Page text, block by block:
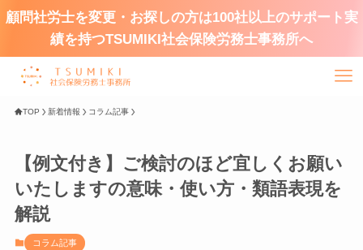
顧問社労士を変更・お探しの方は100社以上のサポート実
績を持つTSUMIKI社会保険労務士事務所へ
TOP 新着情報 コラム記事
【例文付き】ご検討のほど宜しくお願い
いたしますの意味・使い方・類語表現を
解説
コラム記事